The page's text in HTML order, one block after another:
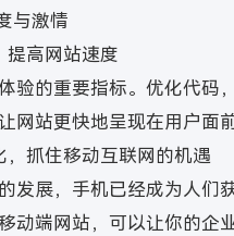
与激情
提高网站速度
验的重要指标。优化代码
网站更快地呈现在用户面前
，抓住移动互联网的机遇
发展，手机已经成为人们
动端网站，可以让你的企